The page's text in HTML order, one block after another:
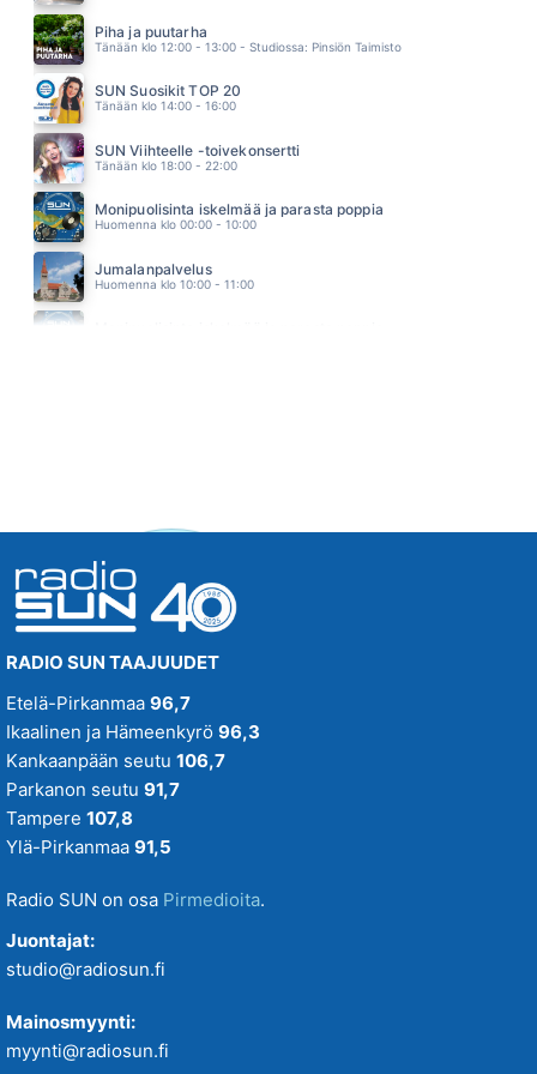
PASI FLODSTRÖM
21.37
Piha ja puutarha
Tänään klo 12:00 - 13:00 - Studiossa: Pinsiön Taimisto
SUN Suosikit TOP 20
Tänään klo 14:00 - 16:00
SUN Viihteelle -toivekonsertti
Tänään klo 18:00 - 22:00
Monipuolisinta iskelmää ja parasta poppia
Huomenna klo 00:00 - 10:00
Jumalanpalvelus
Huomenna klo 10:00 - 11:00
RADIO SUN TAAJUUDET
Etelä-Pirkanmaa 96,7
Ikaalinen ja Hämeenkyrö 96,3
Kankaanpään seutu 106,7
Parkanon seutu 91,7
Tampere 107,8
Ylä-Pirkanmaa 91,5
Radio SUN on osa Pirmedioita.
Juontajat:
studio@radiosun.fi
Mainosmyynti:
myynti@radiosun.fi